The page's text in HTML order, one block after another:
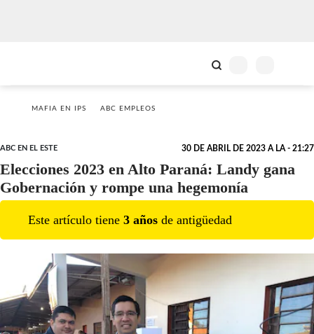
MAFIA EN IPS ABC EMPLEOS
ABC EN EL ESTE 30 DE ABRIL DE 2023 A LA - 21:27
Elecciones 2023 en Alto Paraná: Landy gana
Gobernación y rompe una hegemonía
Este artículo tiene 3 años de antigüedad